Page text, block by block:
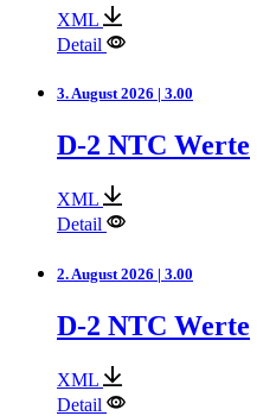
XML
Detail
3. August 2026 | 3.00
D-2 NTC Werte
XML
Detail
2. August 2026 | 3.00
D-2 NTC Werte
XML
Detail